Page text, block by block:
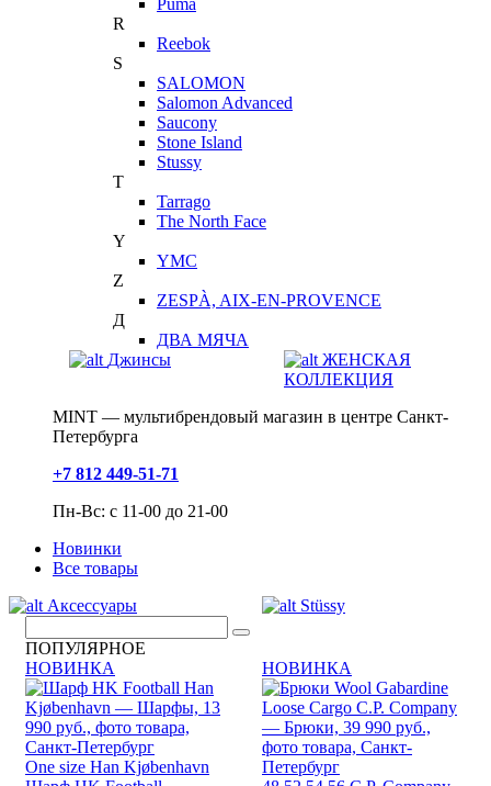
Puma
R
Reebok
S
SALOMON
Salomon Advanced
Saucony
Stone Island
Stussy
T
Tarrago
The North Face
Y
YMC
Z
ZESPÀ, AIX-EN-PROVENCE
Д
ДВА МЯЧА
Джинсы
ЖЕНСКАЯ
КОЛЛЕКЦИЯ
MINT — мультибрендовый магазин в центре Санкт-
Петербурга
+7 812 449-51-71
Пн-Вс: с 11-00 до 21-00
Новинки
Все товары
Аксессуары
Stüssy
ПОПУЛЯРНОЕ
НОВИНКА
One size Han Kjøbenhavn
НОВИНКА